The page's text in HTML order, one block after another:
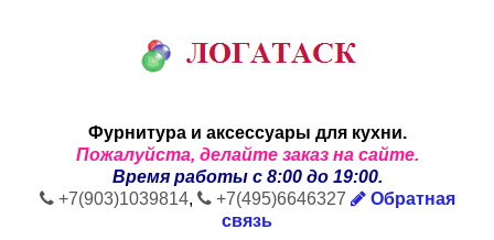
Фурнитура и аксессуары для кухни.
Пожалуйста, делайте заказ на сайте.
Время работы с 8:00 до 19:00.
+7(903)1039814, +7(495)6646327
Обратная
связь